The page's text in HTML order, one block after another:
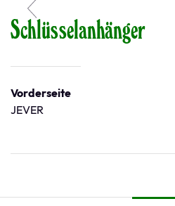
Schlüsselanhänger
Vorderseite
JEVER